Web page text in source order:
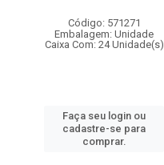
Código: 571271
Embalagem: Unidade
Caixa Com: 24 Unidade(s)
Faça seu login ou
cadastre-se para
comprar.